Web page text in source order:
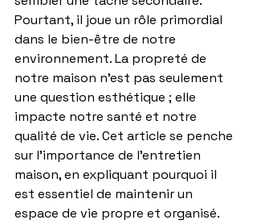
Pourtant, il joue un rôle primordial
dans le bien-être de notre
environnement. La propreté de
notre maison n'est pas seulement
une question esthétique ; elle
impacte notre santé et notre
qualité de vie. Cet article se penche
sur l'importance de l'entretien
maison, en expliquant pourquoi il
est essentiel de maintenir un
espace de vie propre et organisé.